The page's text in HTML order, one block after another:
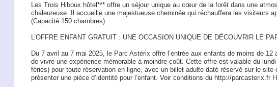
Les Trois Hiboux hôtel*** offre un séjour unique au cœur de la forêt dans une
chaleureuse. Il accueille une majestueuse cheminée qui réchauffera les visiteurs
(Capacité 150 chambres)
L’OFFRE ENFANT GRATUIT : UNE OCCASION UNIQUE DE DÉCOUVRIR LE
Du 7 avril au 7 mai 2025, le Parc Astérix offre l’entrée aux enfants de moins de 12
de vivre une expérience mémorable à moindre coût. Cette offre est valable du
fériés) pour toute réservation en ligne, avec un billet adulte daté réservé sur le site
présenter une pièce d’identité pour l’enfant. Voir conditions du http://parcasterix.fr